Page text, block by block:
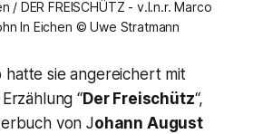
/ DER FREISCHÜTZ - v.l.n.r. Marco
In Eichen © Uwe Stratmann
hatte sie angereichert mit
“Der Freischütz“,
von Johann August